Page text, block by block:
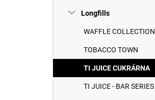
Longfills
WAFFLE COLLECTION
TOBACCO TOWN
TI JUICE CUKRÁRNA
TI JUICE - BAR SERIES